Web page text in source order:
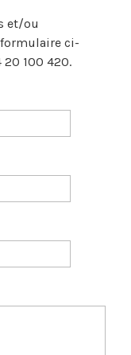
et/ou
ci-
100 420.